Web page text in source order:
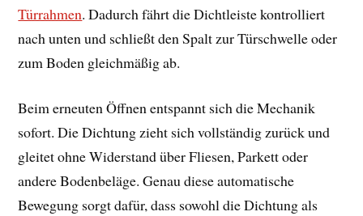
Türrahmen. Dadurch fährt die Dichtleiste kontrolliert
nach unten und schließt den Spalt zur Türschwelle oder
zum Boden gleichmäßig ab.
Beim erneuten Öffnen entspannt sich die Mechanik
sofort. Die Dichtung zieht sich vollständig zurück und
gleitet ohne Widerstand über Fliesen, Parkett oder
andere Bodenbeläge. Genau diese automatische
Bewegung sorgt dafür, dass sowohl die Dichtung als